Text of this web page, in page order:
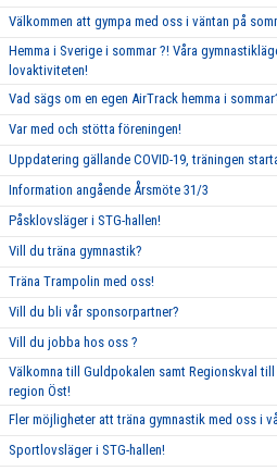
Välkommen att gympa med oss i väntan på
Hemma i Sverige i sommar ?! Våra
lovaktiviteten!
Vad sägs om en egen AirTrack hemma i
Var med och stötta föreningen!
Uppdatering gällande COVID-19, träningen
Information angående Årsmöte 31/3
Påsklovsläger i STG-hallen!
Vill du träna gymnastik?
Träna Trampolin med oss!
Vill du bli vår sponsorpartner?
Vill du jobba hos oss ?
Välkomna till Guldpokalen samt Regionskval
region Öst!
Fler möjligheter att träna gymnastik med oss i
Sportlovsläger i STG-hallen!